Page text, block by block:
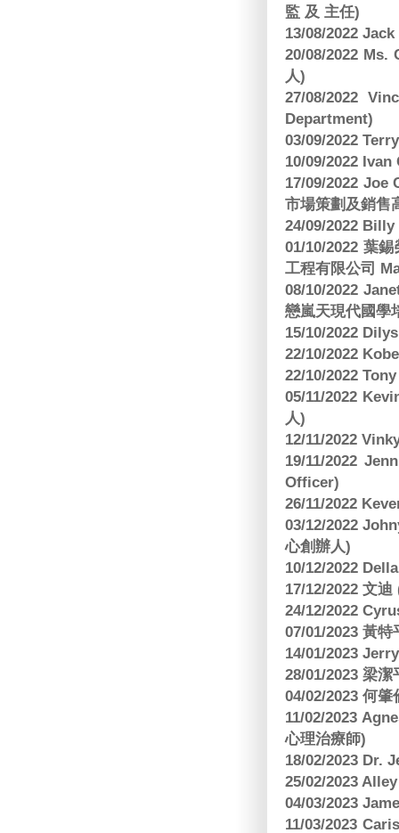
監 及 主任)
13/08/2022
20/08/2022
人)
27/08/2022
Department)
03/09/2022
10/09/2022
17/09/2022
市場策劃及銷售
24/09/2022
01/10/2022 葉
工程有限公司
08/10/2022
戀嵐天現代國學
15/10/2022
22/10/2022
22/10/2022
05/11/2022
人)
12/11/2022
19/11/2022
Officer)
26/11/2022
03/12/2022
心創辦人)
10/12/2022
17/12/2022 文
24/12/2022
07/01/2023 黃
14/01/2023
28/01/2023 梁
04/02/2023 何
11/02/2023
心理治療師)
18/02/2023 Dr.
25/02/2023
04/03/2023
11/03/2023